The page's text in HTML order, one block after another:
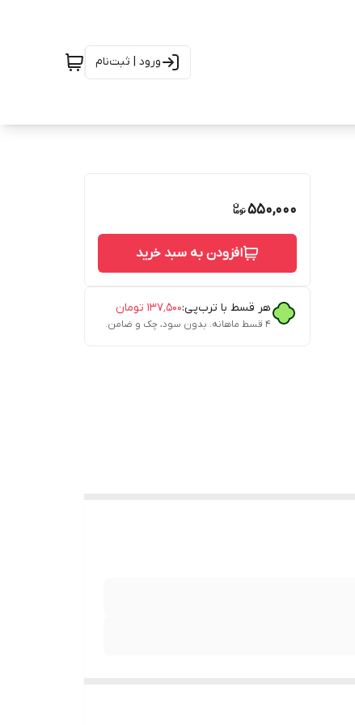
ورود | ثبت‌نام
550,000
افزودن به سبد خرید
هر قسط با ترب‌پی:۱۳۷٬۵۰۰ تومان
۴ قسط ماهانه. بدون سود، چک و ضامن.